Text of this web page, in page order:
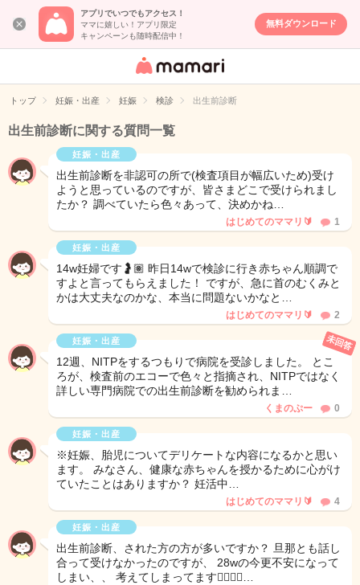
アプリでいつでもアクセス！
ママに嬉しい！アプリ限定
キャンペーンも随時配信中！
無料ダウンロード
女性専用匿名QA
イト
トップ 妊娠・出産 妊娠 検診 出生前診断
出生前診断に関する質問一覧
妊娠・出産
出生前診断を非認可の所で(検査項目が幅広いため)受け
ようと思っているのですが、皆さまどこで受けられまし
たか？ 調べていたら色々あって、決めかね…
はじめてのママリ🔰 1
妊娠・出産
14w妊婦です🤰🏽 昨日14wで検診に行き赤ちゃん順調で
すよと言ってもらえました！ ですが、急に首のむくみと
かは大丈夫なのかな、本当に問題ないかなと…
はじめてのママリ🔰 2
妊娠・出産
12週、NITPをするつもりで病院を受診しました。 とこ
ろが、検査前のエコーで色々と指摘され、NITPではなく
詳しい専門病院での出生前診断を勧められま…
未回答
くまのぷー 0
妊娠・出産
※妊娠、胎児についてデリケートな内容になるかと思い
ます。 みなさん、健康な赤ちゃんを授かるために心がけ
ていたことはありますか？ 妊活中…
はじめてのママリ🔰 4
妊娠・出産
出生前診断、された方の方が多いですか？ 旦那とも話し
合って受けなかったのですが、 28wの今更不安になって
しまい、、 考えてしまってます🙂‍↕️🙂‍↕️…